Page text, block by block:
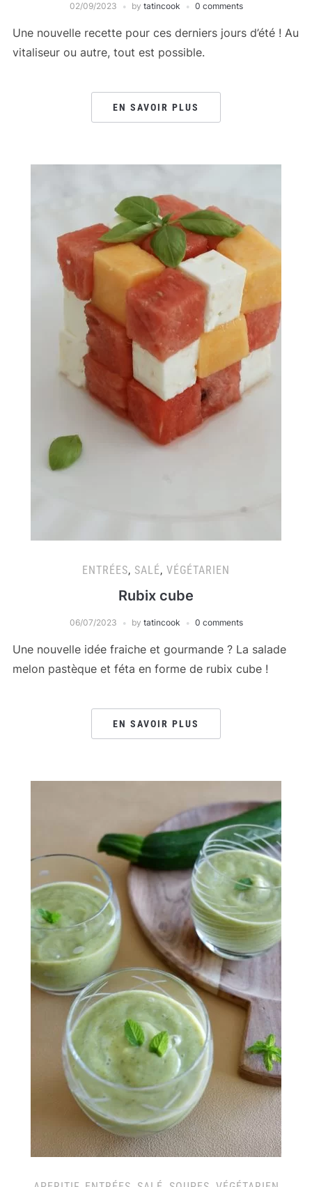
02/09/2023 by tatincook 0 comments
Une nouvelle recette pour ces derniers jours d’été ! Au
vitaliseur ou autre, tout est possible.
EN SAVOIR PLUS
ENTRÉES, SALÉ, VÉGÉTARIEN
Rubix cube
06/07/2023 by tatincook 0 comments
Une nouvelle idée fraiche et gourmande ? La salade
melon pastèque et féta en forme de rubix cube !
EN SAVOIR PLUS